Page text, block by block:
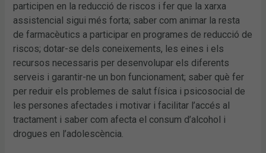
participen en la reducció de riscos i fer que la xarxa
assistencial sigui més forta; saber com animar la resta
de farmacèutics a participar en programes de reducció de
riscos; dotar-se dels coneixements, les eines i els
recursos necessaris per desenvolupar els diferents
serveis i garantir-ne un bon funcionament; saber què fer
per reduir els problemes de salut física i psicosocial de
les persones afectades i motivar i facilitar l’accés al
tractament i saber com afecta el consum d’alcohol i
drogues en l’adolescència.